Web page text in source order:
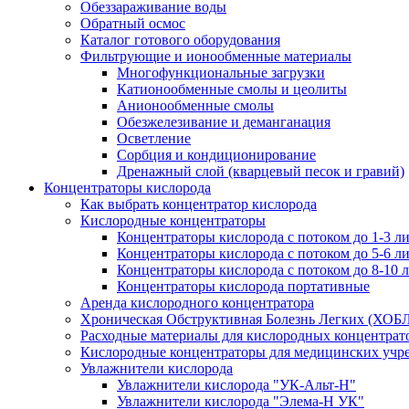
Обеззараживание воды
Обратный осмос
Каталог готового оборудования
Фильтрующие и ионообменные материалы
Многофункциональные загрузки
Катионообменные смолы и цеолиты
Анионообменные смолы
Обезжелезивание и деманганация
Осветление
Сорбция и кондиционирование
Дренажный слой (кварцевый песок и гравий)
Концентраторы кислорода
Как выбрать концентратор кислорода
Кислородные концентраторы
Концентраторы кислорода с потоком до 1-3
Концентраторы кислорода с потоком до 5-6
Концентраторы кислорода с потоком до 8-10
Концентраторы кислорода портативные
Аренда кислородного концентратора
Хроническая Обструктивная Болезнь Легких
Расходные материалы для кислородных
Кислородные концентраторы для медицинских
Увлажнители кислорода
Увлажнители кислорода "УК-Альт-Н"
Увлажнители кислорода "Элема-Н УК"